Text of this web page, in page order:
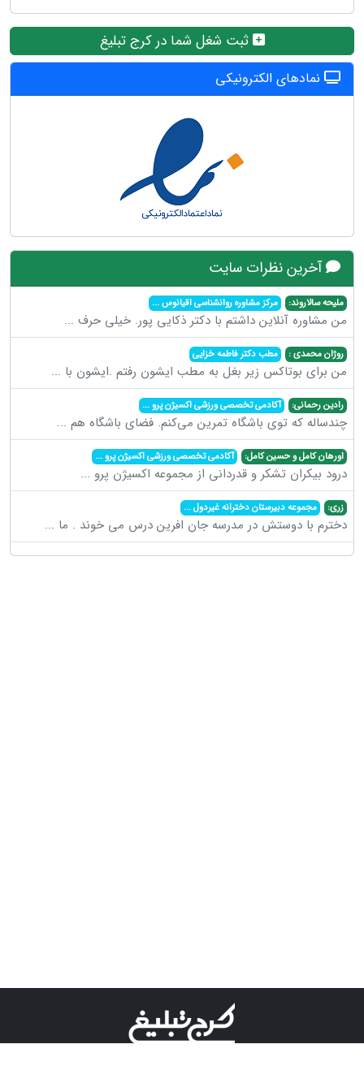
ثبت شغل شما در کرج تبلیغ
نمادهای الکترونیکی
آخرین نظرات سایت
ملیحه سالاروند: مرکز مشاوره روانشناسی اقیانوس...
من مشاوره آنلاین داشتم با دکتر ذکایی پور. خیلی حرف ...
روژان محمدی : مطب دکتر فاطمه خزایی
من برای بوتاکس زیر بغل به مطب ایشون رفتم .ایشون با ...
رادین رحمانی: آکادمی تخصصی ورزشی اکسیژن پرو...
چندساله که توی باشگاه تمرین می‌کنم. فضای باشگاه هم ...
اورهان کامل و حسین کامل: آکادمی تخصصی ورزشی اکسیژن پرو...
درود بیکران تشکر و قدردانی از مجموعه اکسیژن پرو ...
زری: مجموعه دبیرستان دخترانه غیردول...
دخترم با دوستش در مدرسه جان افرین درس می خوند . ما ...